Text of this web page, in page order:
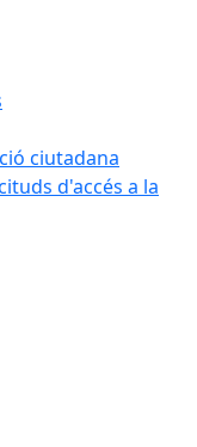
ciutadana
d'accés a la